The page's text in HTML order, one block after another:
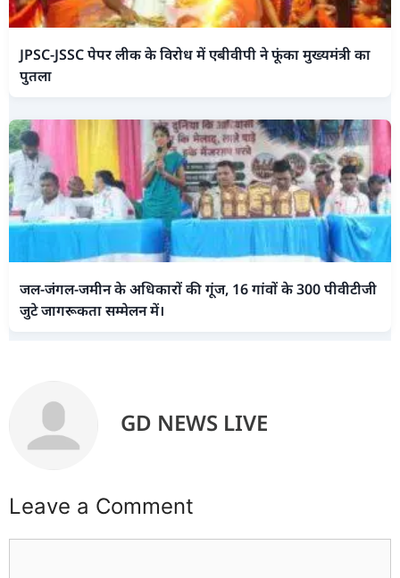
JPSC-JSSC पेपर लीक के विरोध में एबीवीपी ने फूंका मुख्यमंत्री का
पुतला
जल-जंगल-जमीन के अधिकारों की गूंज, 16 गांवों के 300 पीवीटीजी
जुटे जागरूकता सम्मेलन में।
GD NEWS LIVE
Leave a Comment